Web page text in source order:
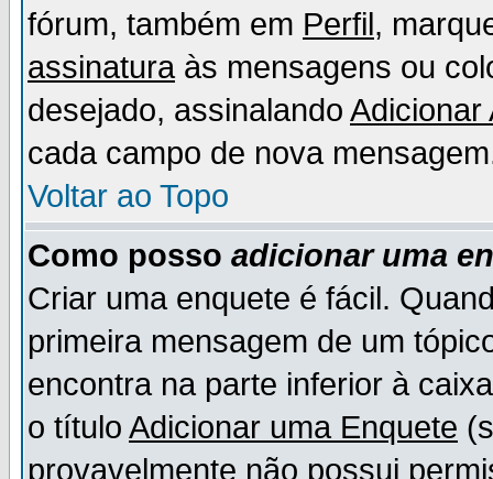
fórum, também em Perfil,
assinaturaàs mensagens ou
desejado, assinalando Adicionar
cada campo de nova
Voltar ao Topo
Como posso adicionar uma
Criar uma enquete é fácil.
primeira mensagem de um
encontra na parte inferior à
o título Adicionar uma Enquete
provavelmente não possui